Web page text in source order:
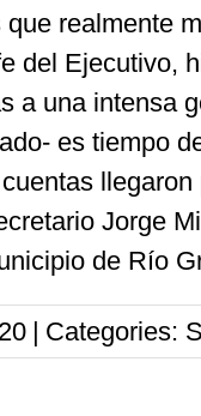
realmente
del Ejecutivo,
a una intensa
es tiempo
Jorge
de Río
| Categories: